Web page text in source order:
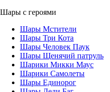
Шары с героями
Шары Мстители
Шары Три Кота
Шары Человек Паук
Шары Щенячий патруль
Шарики Микки Маус
Шарики Самолеты
Шары Единорог